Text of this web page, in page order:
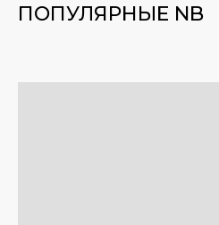
ПОПУЛЯРНЫЕ NB